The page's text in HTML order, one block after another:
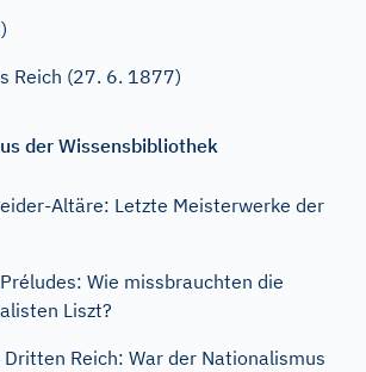
Reich (27. 6. 1877)
der Wissensbibliothek
Altäre: Letzte Meisterwerke der
Wie missbrauchten die
Liszt?
Reich: War der Nationalismus